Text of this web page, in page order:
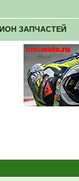
ЗАПЧАСТЕЙ